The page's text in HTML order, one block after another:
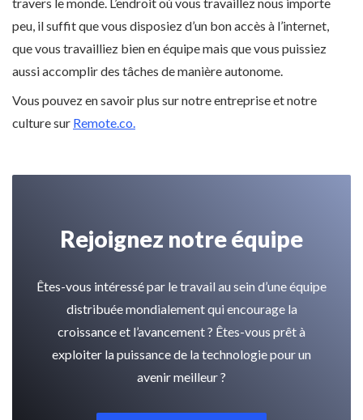
peu, il suffit que vous disposiez d’un bon accès à l’internet,
que vous travailliez bien en équipe mais que vous puissiez
aussi accomplir des tâches de manière autonome.
Vous pouvez en savoir plus sur notre entreprise et notre
culture sur Remote.co.
Rejoignez notre équipe
Êtes-vous intéressé par le travail au sein d’une équipe
distribuée mondialement qui encourage la
croissance et l’avancement ? Êtes-vous prêt à
exploiter la puissance de la technologie pour un
avenir meilleur ?